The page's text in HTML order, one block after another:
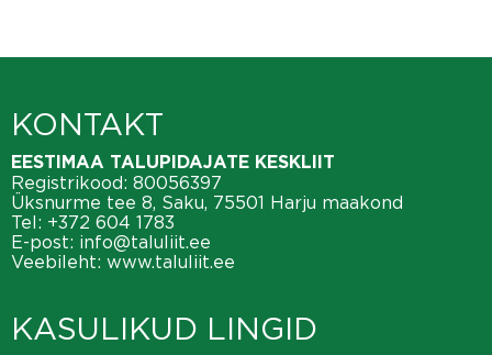
KONTAKT
EESTIMAA TALUPIDAJATE KESKLIIT
Registrikood: 80056397
Üksnurme tee 8, Saku, 75501 Harju maakond
Tel: +372 604 1783
E-post: info@taluliit.ee
Veebileht: www.taluliit.ee
KASULIKUD LINGID